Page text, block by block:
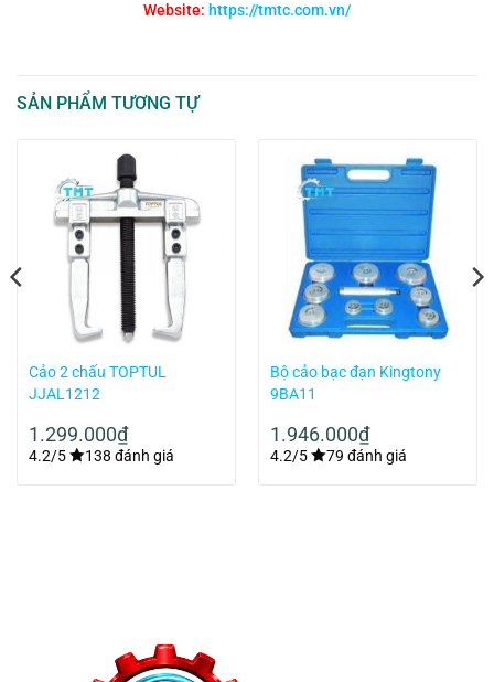
Website: https://tmtc.com.vn/
SẢN PHẨM TƯƠNG TỰ
Cảo 2 chấu TOPTUL
JJAL1212
1.299.000₫
4.2/5 138 đánh giá
Bộ cảo bạc đạn Kingtony
9BA11
1.946.000₫
4.2/5 79 đánh giá